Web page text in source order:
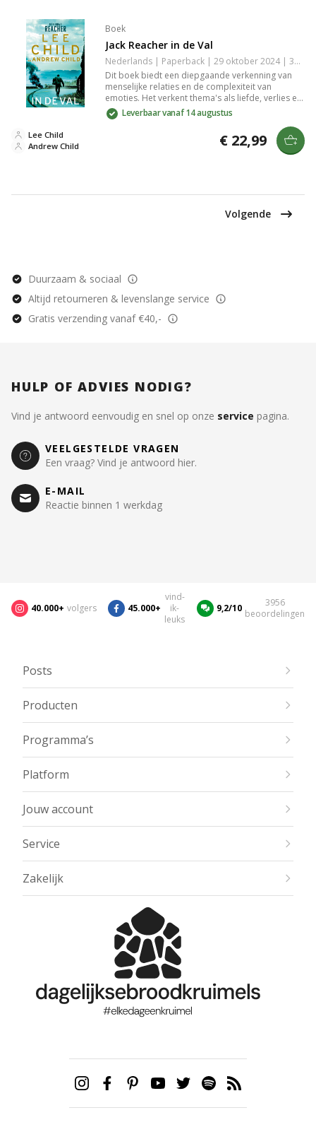
Boek
Jack Reacher in de Val
Nederlands | Paperback | 29 oktober 2024 | 336 pagina's | 9789021049250
Dit boek biedt een diepgaande verkenning van
menselijke relaties en de complexiteit van
emoties. Het verkent thema's als liefde, verlies en
de zoektocht naar zingeving. Met meeslepende
verhalen en aansprekende personages prikkelt
het je gedachten en gevoelens, terwijl het je
uitnodigt om na te denken over je eigen
ervaringen en connecties in het leven. Een must-
Leverbaar vanaf 14 augustus
Andrew Child
Lee Child € 22,99
Volgende
Duurzaam & sociaal
Altijd retourneren & levenslange service
Gratis verzending vanaf €40,-
HULP OF ADVIES NODIG?
Vind je antwoord eenvoudig en snel op onze service pagina.
VEELGESTELDE VRAGEN
Een vraag? Vind je antwoord hier.
E-MAIL
Reactie binnen 1 werkdag
40.000+ volgers 45.000+
vind-
ik-
leuks
9,2/10
3956
beoordelingen
Posts
Producten
Programma’s
Platform
Jouw account
Service
Zakelijk